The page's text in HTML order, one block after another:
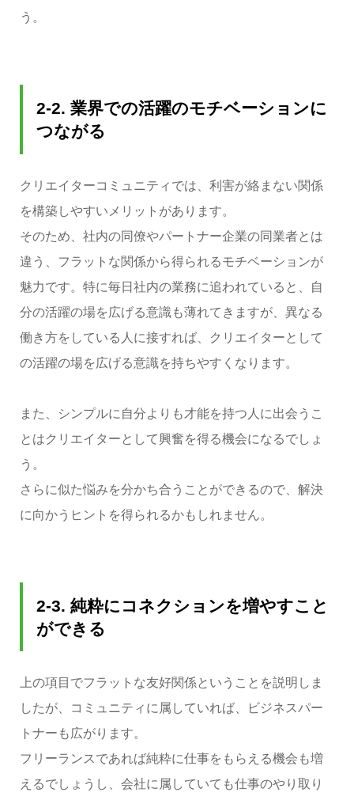
う。
2-2. 業界での活躍のモチベーションに
つながる
クリエイターコミュニティでは、利害が絡まない関係
を構築しやすいメリットがあります。
そのため、社内の同僚やパートナー企業の同業者とは
違う、フラットな関係から得られるモチベーションが
魅力です。特に毎日社内の業務に追われていると、自
分の活躍の場を広げる意識も薄れてきますが、異なる
働き方をしている人に接すれば、クリエイターとして
の活躍の場を広げる意識を持ちやすくなります。
また、シンプルに自分よりも才能を持つ人に出会うこ
とはクリエイターとして興奮を得る機会になるでしょ
う。
さらに似た悩みを分かち合うことができるので、解決
に向かうヒントを得られるかもしれません。
2-3. 純粋にコネクションを増やすこと
ができる
上の項目でフラットな友好関係ということを説明しま
したが、コミュニティに属していれば、ビジネスパー
トナーも広がります。
フリーランスであれば純粋に仕事をもらえる機会も増
えるでしょうし、会社に属していても仕事のやり取り